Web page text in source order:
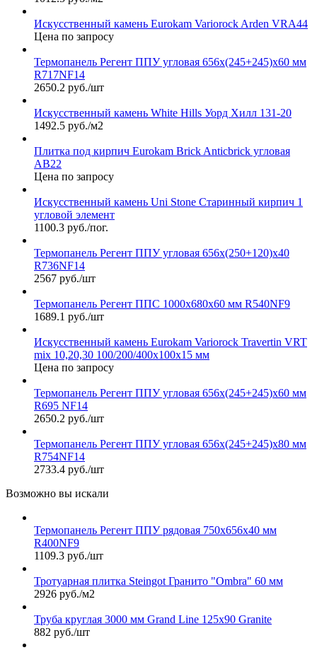
Искусственный камень Eurokam Variorock Arden VRA44
Цена по запросу
Термопанель Регент ППУ угловая 656х(245+245)х60 мм
R717NF14
2650.2 руб./шт
Искусственный камень White Hills Уорд Хилл 131-20
1492.5 руб./м2
Плитка под кирпич Eurokam Brick Anticbrick угловая
АВ22
Цена по запросу
Искусственный камень Uni Stone Старинный кирпич 1
угловой элемент
1100.3 руб./пог.
Термопанель Регент ППУ угловая 656х(250+120)х40
R736NF14
2567 руб./шт
Термопанель Регент ППС 1000х680х60 мм R540NF9
1689.1 руб./шт
Искусственный камень Eurokam Variorock Travertin VRT
mix 10,20,30 100/200/400х100х15 мм
Цена по запросу
Термопанель Регент ППУ угловая 656х(245+245)х60 мм
R695 NF14
2650.2 руб./шт
Термопанель Регент ППУ угловая 656х(245+245)х80 мм
R754NF14
2733.4 руб./шт
Возможно вы искали
Термопанель Регент ППУ рядовая 750х656х40 мм
R400NF9
1109.3 руб./шт
Тротуарная плитка Steingot Гранито "Ombra" 60 мм
2926 руб./м2
Труба круглая 3000 мм Grand Line 125х90 Granite
882 руб./шт